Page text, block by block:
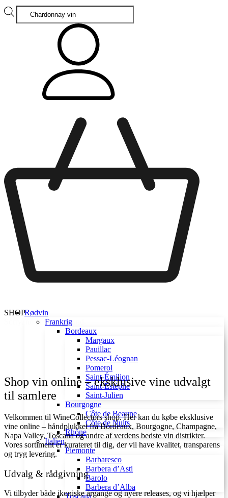
Products
search
Rødvin
Frankrig
Bordeaux
Margaux
Pauillac
Pessac-Léognan
Pomerol
Saint-Émilion
Saint-Estèphe
Saint-Julien
Bourgogne
Côte de Beaune
Côte de Nuits
Rhône
Italien
Piemonte
Barbaresco
Barbera d’Asti
Barolo
Barbera d’Alba
SHOP
Sorry, no products found.
Shop vin online – eksklusive vine udvalgt
til samlere
Velkommen til WineCollectors shop. Her kan du købe eksklusive
vine online – håndplukket fra Bordeaux, Bourgogne, Champagne,
Napa Valley, Toscana og andre af verdens bedste vin distrikter.
Vores sortiment er kurateret til dig, der vil have kvalitet, transparens
og tryg levering.
Udvalg & rådgivning
Vi tilbyder både ikoniske årgange og nyere releases, og vi hjælper